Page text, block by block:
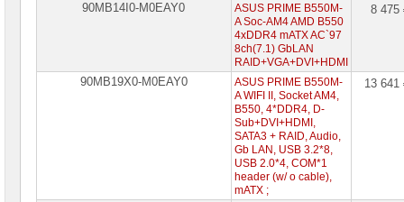
Процессоры
90MB14I0-M0EAY0
ASUS PRIME B550M-
A Soc-AM4 AMD B550
4xDDR4 mATX AC`97
8ch(7.1) GbLAN
RAID+VGA+DVI+HDMI
8
90MB19X0-M0EAY0
ASUS PRIME B550M-
A WIFI II, Socket AM4,
B550, 4*DDR4, D-
Sub+DVI+HDMI,
SATA3 + RAID, Audio,
Gb LAN, USB 3.2*8,
USB 2.0*4, COM*1
header (w/ o cable),
mATX ;
13